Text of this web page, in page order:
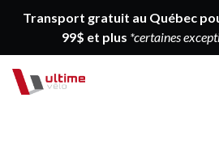
Transport gratuit au Québec
99$ et plus *certaines